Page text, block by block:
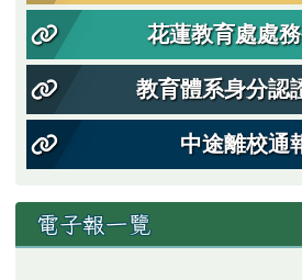
花蓮教育處處
教育體系身分認
中途離校通
電子報一覽